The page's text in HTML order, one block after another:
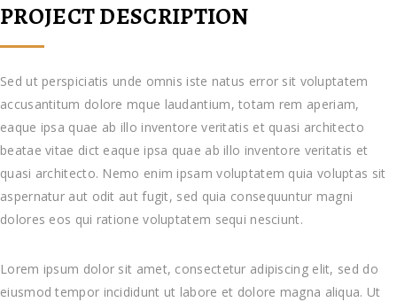
PROJECT DESCRIPTION
Sed ut perspiciatis unde omnis iste natus error sit voluptatem
accusantitum dolore mque laudantium, totam rem aperiam,
eaque ipsa quae ab illo inventore veritatis et quasi architecto
beatae vitae dict eaque ipsa quae ab illo inventore veritatis et
quasi architecto. Nemo enim ipsam voluptatem quia voluptas sit
aspernatur aut odit aut fugit, sed quia consequuntur magni
dolores eos qui ratione voluptatem sequi nesciunt.
Lorem ipsum dolor sit amet, consectetur adipiscing elit, sed do
eiusmod tempor incididunt ut labore et dolore magna aliqua. Ut